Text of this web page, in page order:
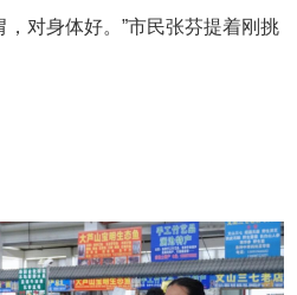
对身体好。”市民张芬提着刚挑